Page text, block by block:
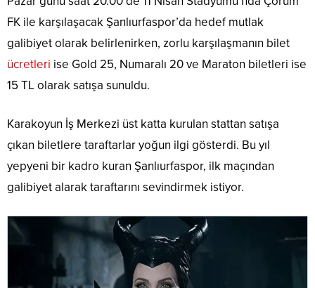
FK ile karşılaşacak Şanlıurfaspor’da hedef mutlak
galibiyet olarak belirlenirken, zorlu karşılaşmanın bilet
ücretleri ise Gold 25, Numaralı 20 ve Maraton biletleri ise
15 TL olarak satışa sunuldu.
Karakoyun İş Merkezi üst katta kurulan stattan satışa
çıkan biletlere taraftarlar yoğun ilgi gösterdi. Bu yıl
yepyeni bir kadro kuran Şanlıurfaspor, ilk maçından
galibiyet alarak taraftarını sevindirmek istiyor.